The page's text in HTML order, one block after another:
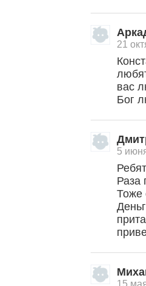
21
вас
Бог
5
Раза
Тоже
15